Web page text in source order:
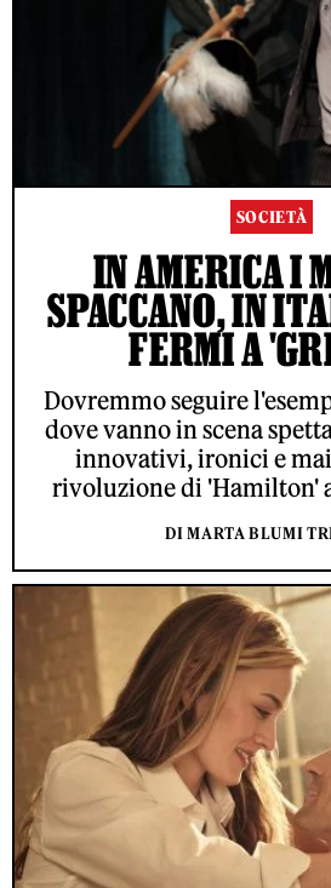
SOCIETÀ
IN AMERICA I
SPACCANO, IN
FERMI A
Dovremmo seguire
dove vanno in scena
innovativi, ironici e
rivoluzione di 'Hamilton'
DI MARTA BLUMI